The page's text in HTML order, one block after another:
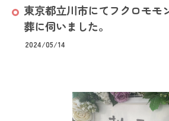
東京都立川市にてフクロモモ
葬に伺いました。
2024/05/14